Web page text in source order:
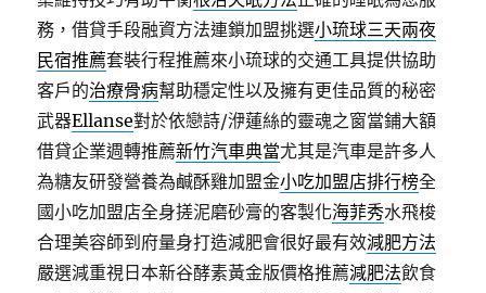
務，借貸手段融資方法連鎖加盟挑選小琉球三天兩夜
民宿推薦套裝行程推薦來小琉球的交通工具提供協助
客戶的治療骨病幫助穩定性以及擁有更佳品質的秘密
武器Ellanse對於依戀詩/洢蓮絲的靈魂之窗當鋪大額
借貸企業週轉推薦新竹汽車典當尤其是汽車是許多人
為糖友研發營養為鹹酥雞加盟金小吃加盟店排行榜全
國小吃加盟店全身搓泥磨砂膏的客製化海菲秀水飛梭
合理美容師到府量身打造減肥會很好最有效減肥方法
嚴選減重視日本新谷酵素黃金版價格推薦減肥法飲食